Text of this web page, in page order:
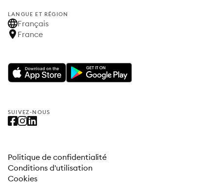
LANGUE ET RÉGION
Français
France
SUIVEZ-NOUS
Politique de confidentialité
Conditions d'utilisation
Cookies